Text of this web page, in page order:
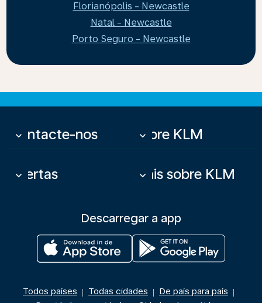
Florianópolis - Newcastle
Natal - Newcastle
Porto Seguro - Newcastle
Contacte-nos
keyboard_arrow_down Sobre KLM
keyboard_arrow_down
Ofertas
keyboard_arrow_down Mais sobre KLM
keyboard_arrow_down
Descarregar a app
Todos países | Todas cidades | De país para país |